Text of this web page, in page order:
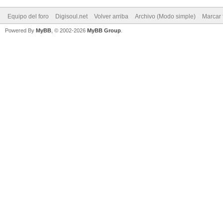
Equipo del foro Digisoul.net Volver arriba Archivo (Modo simple)
Powered By MyBB , © 2002-2026 MyBB Group